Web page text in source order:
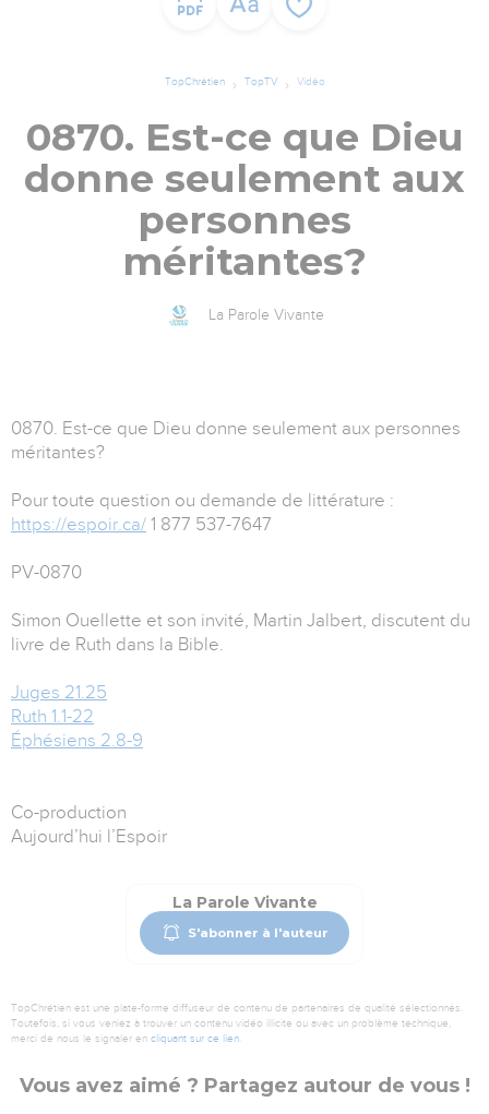
TopChrétien TopTV Vidéo
0870. Est-ce que Dieu
donne seulement aux
personnes
méritantes?
La Parole Vivante
0870. Est-ce que Dieu donne seulement aux personnes
méritantes?
Pour toute question ou demande de littérature :
https://espoir.ca/ 1 877 537-7647
PV-0870
Simon Ouellette et son invité, Martin Jalbert, discutent du
livre de Ruth dans la Bible.
Juges 21.25
Ruth 1.1-22
Éphésiens 2.8-9
Co-production
Aujourd’hui l’Espoir
La Parole Vivante
S'abonner à l'auteur
TopChrétien est une plate-forme diffuseur de contenu de partenaires de qualité sélectionnés.
Toutefois, si vous veniez à trouver un contenu vidéo illicite ou avec un problème technique,
merci de nous le signaler en cliquant sur ce lien.
Vous avez aimé ? Partagez autour de vous !